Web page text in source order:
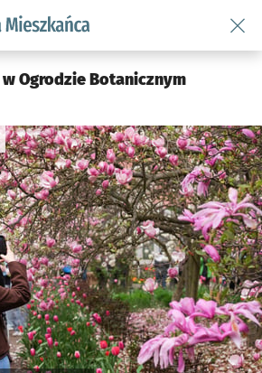
wroclaw.pl podserwis: Dla mieszkańca
Ogrodzie Botanicznym